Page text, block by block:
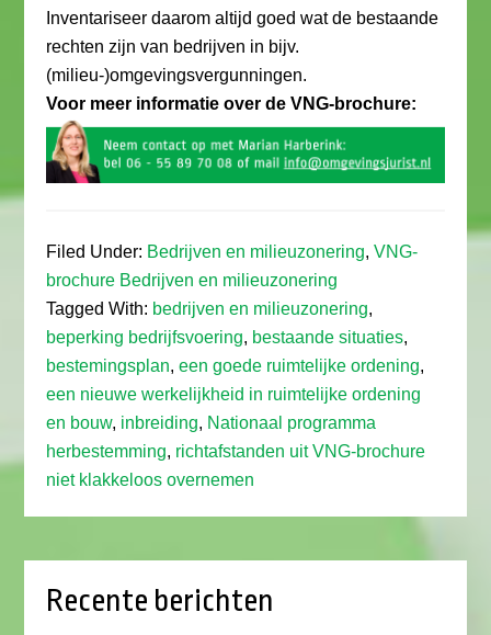
Inventariseer daarom altijd goed wat de bestaande
rechten zijn van bedrijven in bijv.
(milieu-)omgevingsvergunningen.
Voor meer informatie over de VNG-brochure:
Filed Under: Bedrijven en milieuzonering,VNG-
brochure Bedrijven en milieuzonering
Tagged With: bedrijven en milieuzonering,
beperking bedrijfsvoering, bestaande situaties,
bestemingsplan,een goede ruimtelijke ordening,
een nieuwe werkelijkheid in ruimtelijke ordening
en bouw, inbreiding, Nationaal programma
herbestemming, richtafstanden uit VNG-brochure
niet klakkeloos overnemen
Recente berichten